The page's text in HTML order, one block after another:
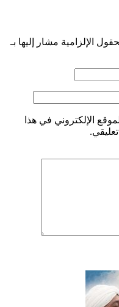
الإلزامية مشار إليها بـ
الإلكتروني في هذا